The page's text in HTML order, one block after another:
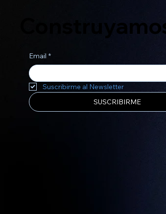
Email *
Suscribirme al Newsletter
SUSCRIBIRME